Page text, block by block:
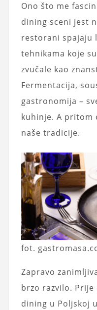
Ono što me
dining sceni jest
restorani spajaju
tehnikama koje
zvučale kao
Fermentacija,
gastronomija –
kuhinje. A pritom
naše tradicije.
fot.
Zapravo
brzo razvilo.
dining u Poljskoj